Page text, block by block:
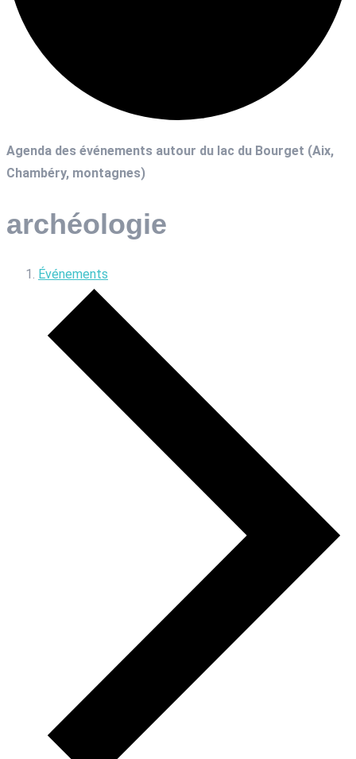
Agenda des événements autour du lac du Bourget (Aix,
Chambéry, montagnes)
archéologie
Événements